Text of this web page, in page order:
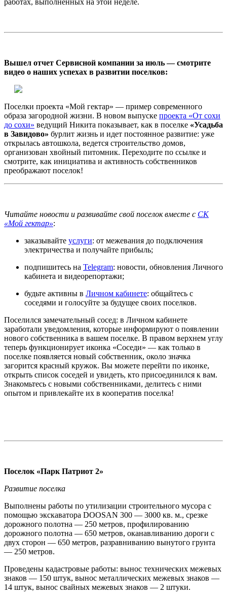
Вышел отчет Сервисной компании за июль — смотрите
видео о наших успехах в развитии поселков:
Поселки проекта «Мой гектар» — пример современного
образа загородной жизни. В новом выпуске проекта «От сохи
до сохи» ведущий Никита показывает, как в поселке «Усадьба
в Завидово» бурлит жизнь и идет постоянное развитие: уже
открылась автошкола, ведется строительство домов,
организован хвойный питомник. Переходите по ссылке и
смотрите, как инициатива и активность собственников
преображают поселок!
Читайте новости и развивайте свой поселок вместе с СК
«Мой гектар»:
заказывайте услуги: от межевания до подключения
электричества и получайте прибыль;
подпишитесь на Telegram: новости, обновления Личного
кабинета и видеорепортажи;
будьте активны в Личном кабинете: общайтесь с
соседями и голосуйте за будущее своих поселков.
Поселился замечательный сосед: в Личном кабинете
заработали уведомления, которые информируют о появлении
нового собственника в вашем поселке. В правом верхнем углу
теперь функционирует иконка «Соседи» — как только в
поселке появляется новый собственник, около значка
загорится красный кружок. Вы можете перейти по иконке,
открыть список соседей и увидеть, кто присоединился к вам.
Знакомьтесь с новыми собственниками, делитесь с ними
опытом и привлекайте их в кооператив поселка!
Поселок «Парк Патриот 2»
Развитие поселка
Выполнены работы по утилизации строительного мусора с
помощью экскаватора DOOSAN 300 — 3000 кв. м., срезке
дорожного полотна — 250 метров, профилированию
дорожного полотна — 650 метров, оканавливанию дороги с
двух сторон — 650 метров, разравниванию вынутого грунта
— 250 метров.
Проведены кадастровые работы: вынос технических межевых
знаков — 150 штук, вынос металлических межевых знаков —
14 штук, вынос свайных межевых знаков — 2 штуки.